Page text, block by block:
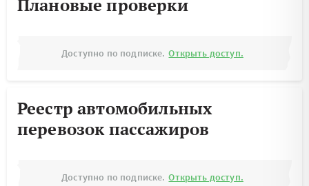
Плановые проверки
Доступно по подписке. Открыть доступ.
Реестр автомобильных
перевозок пассажиров
Доступно по подписке. Открыть доступ.